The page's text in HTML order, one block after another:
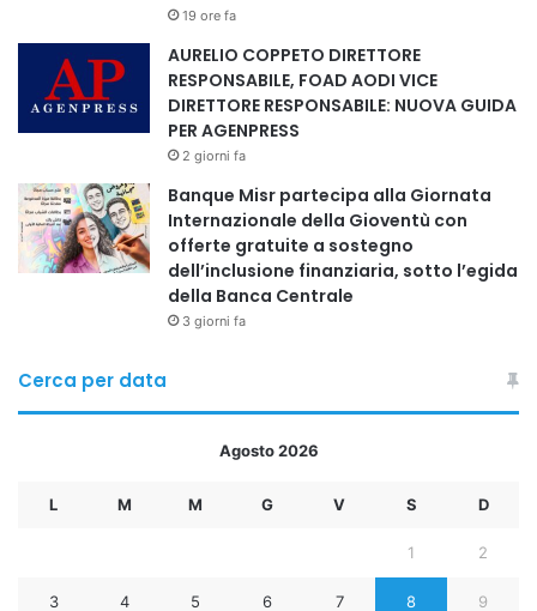
19 ore fa
AURELIO COPPETO DIRETTORE
RESPONSABILE, FOAD AODI VICE
DIRETTORE RESPONSABILE: NUOVA GUIDA
PER AGENPRESS
2 giorni fa
Banque Misr partecipa alla Giornata
Internazionale della Gioventù con
offerte gratuite a sostegno
dell’inclusione finanziaria, sotto l’egida
della Banca Centrale
3 giorni fa
Cerca per data
Agosto 2026
L M M G V S D
1 2
3 4 5 6 7 8 9